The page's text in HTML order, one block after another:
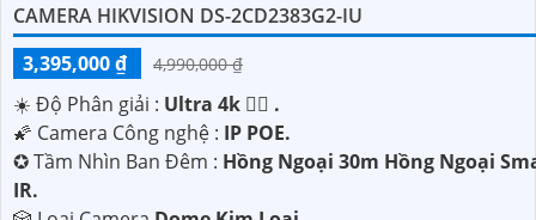
CAMERA HIKVISION DS-2CD2383G2-IU
3,395,000 ₫
4,990,000 ₫
☀️ Độ Phân giải : Ultra 4k 👍🏾 .
🌠 Camera Công nghệ : IP POE.
✪ Tầm Nhìn Ban Đêm : Hồng Ngoại 30m Hồng Ngoại
IR.